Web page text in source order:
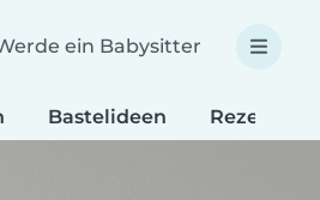
ein Babysitter
Bastelideen Rezepte